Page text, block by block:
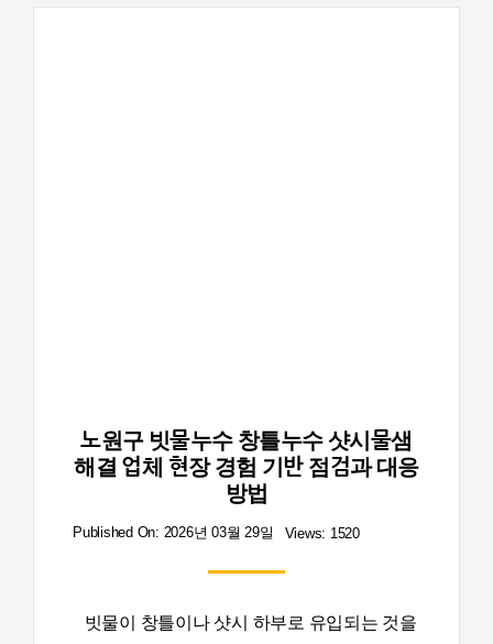
노원구 빗물누수 창틀누수 샷시물샘
해결 업체 현장 경험 기반 점검과 대응
방법
Published On: 2026년 03월 29일 Views: 1520
빗물이 창틀이나 샷시 하부로 유입되는 것을